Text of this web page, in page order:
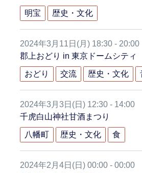
明宝 歴史・文化
2024年3月11日(月) 18:30 - 20:00
郡上おどり in 東京ドームシティ
おどり 交流 歴史・文化
2024年3月3日(日) 12:30 - 14:00
千虎白山神社甘酒まつり
八幡町 歴史・文化 食
2024年2月4日(日) 00:00 - 00:00